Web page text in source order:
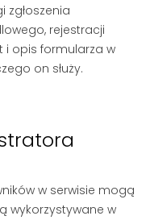
zgłoszenia
rejestracji
i opis formularza w
on służy.
w serwisie mogą
wykorzystywane w